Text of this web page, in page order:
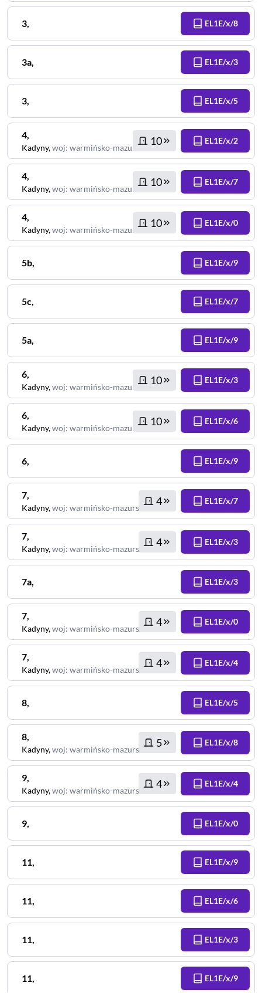
3, EL1E/x/8
3a, EL1E/x/3
3, EL1E/x/5
4,
Kadyny,woj: warmińsko-mazurskie
10 EL1E/x/2
4,
Kadyny,woj: warmińsko-mazurskie
10 EL1E/x/7
4,
Kadyny,woj: warmińsko-mazurskie
10 EL1E/x/0
5b, EL1E/x/9
5c, EL1E/x/7
5a, EL1E/x/9
6,
Kadyny,woj: warmińsko-mazurskie
10 EL1E/x/3
6,
Kadyny,woj: warmińsko-mazurskie
10 EL1E/x/6
6, EL1E/x/9
7,
Kadyny,woj: warmińsko-mazurskie
4 EL1E/x/7
7,
Kadyny,woj: warmińsko-mazurskie
4 EL1E/x/3
7a, EL1E/x/3
7,
Kadyny,woj: warmińsko-mazurskie
4 EL1E/x/0
7,
Kadyny,woj: warmińsko-mazurskie
4 EL1E/x/4
8, EL1E/x/5
8,
Kadyny,woj: warmińsko-mazurskie
5 EL1E/x/8
9,
Kadyny,woj: warmińsko-mazurskie
4 EL1E/x/4
9, EL1E/x/0
11, EL1E/x/9
11, EL1E/x/6
11, EL1E/x/3
11, EL1E/x/9